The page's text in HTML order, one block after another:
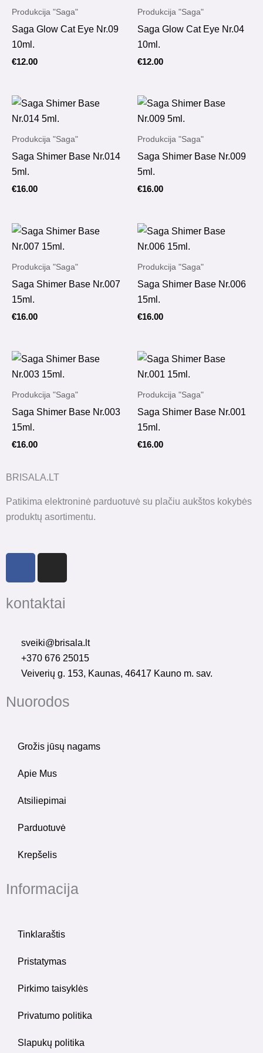
Produkcija "Saga"
Saga Glow Cat Eye Nr.09
10ml.
€12.00
Produkcija "Saga"
Saga Glow Cat Eye Nr.04
10ml.
€12.00
Produkcija "Saga"
Saga Shimer Base Nr.014
5ml.
€16.00
Produkcija "Saga"
Saga Shimer Base Nr.009
5ml.
€16.00
Produkcija "Saga"
Saga Shimer Base Nr.007
15ml.
€16.00
Produkcija "Saga"
Saga Shimer Base Nr.006
15ml.
€16.00
Produkcija "Saga"
Saga Shimer Base Nr.003
15ml.
€16.00
Produkcija "Saga"
Saga Shimer Base Nr.001
15ml.
€16.00
BRISALA.LT
Patikima elektroninė parduotuvė su plačiu aukštos kokybės
produktų asortimentu.
e
o
k
-
t
r
a
m
kontaktai
sveiki@brisala.lt
+370 676 25015
Veiverių g. 153, Kaunas, 46417 Kauno m. sav.
Nuorodos
Grožis jūsų nagams
Apie Mus
Atsiliepimai
Parduotuvė
Krepšelis
Informacija
Tinklaraštis
Pristatymas
Pirkimo taisyklės
Privatumo politika
Slapukų politika